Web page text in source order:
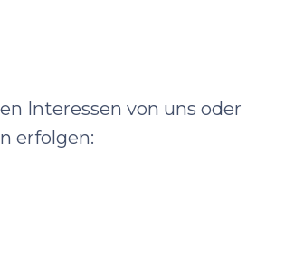
Interessen von uns oder
erfolgen: